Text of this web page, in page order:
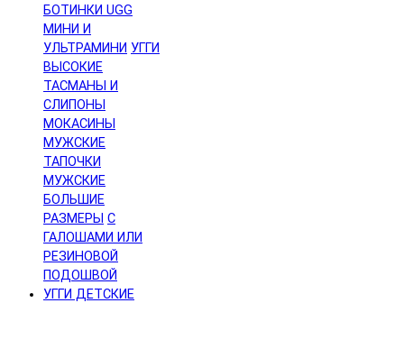
БОТИНКИ UGG
МИНИ И
УЛЬТРАМИНИ УГГИ
ВЫСОКИЕ
ТАСМАНЫ И
СЛИПОНЫ
МОКАСИНЫ
МУЖСКИЕ
ТАПОЧКИ
МУЖСКИЕ
БОЛЬШИЕ
РАЗМЕРЫ С
ГАЛОШАМИ ИЛИ
РЕЗИНОВОЙ
ПОДОШВОЙ
УГГИ ДЕТСКИЕ